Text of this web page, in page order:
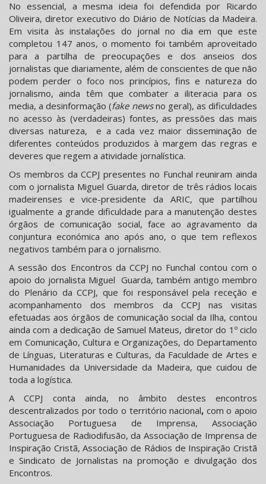
No essencial, a mesma ideia foi defendida por Ricardo
Oliveira, diretor executivo do Diário de Notícias da Madeira.
Em visita às instalações do jornal no dia em que este
completou 147 anos, o momento foi também aproveitado
para a partilha de preocupações e dos anseios dos
jornalistas que diariamente, além de conscientes de que não
podem perder o foco nos princípios, fins e natureza do
jornalismo, ainda têm que combater a iliteracia para os
media, a desinformação (fake newsno geral), as dificuldades
no acesso às (verdadeiras) fontes, as pressões das mais
diversas natureza, e a cada vez maior disseminação de
diferentes conteúdos produzidos à margem das regras e
deveres que regem a atividade jornalística.
Os membros da CCPJ presentes no Funchal reuniram ainda
com o jornalista Miguel Guarda, diretor de três rádios locais
madeirenses e vice-presidente da ARIC, que partilhou
igualmente a grande dificuldade para a manutenção destes
órgãos de comunicação social, face ao agravamento da
conjuntura económica ano após ano, o que tem reflexos
negativos também para o jornalismo.
A sessão dos Encontros da CCPJ no Funchal contou com o
apoio do jornalista Miguel Guarda, também antigo membro
do Plenário da CCPJ, que foi responsável pela receção e
acompanhamento dos membros da CCPJ nas visitas
efetuadas aos órgãos de comunicação social da Ilha, contou
ainda com a dedicação de Samuel Mateus, diretor do 1º ciclo
em Comunicação, Cultura e Organizações, do Departamento
de Línguas, Literaturas e Culturas, da Faculdade de Artes e
Humanidades da Universidade da Madeira, que cuidou de
toda a logística.
A CCPJ conta ainda, no âmbito destes encontros
descentralizados por todo o território nacional, com o apoio
Associação Portuguesa de Imprensa, Associação
Portuguesa de Radiodifusão, da Associação de Imprensa de
Inspiração Cristã, Associação de Rádios de Inspiração Cristã
e Sindicato de Jornalistas na promoção e divulgação dos
Encontros.